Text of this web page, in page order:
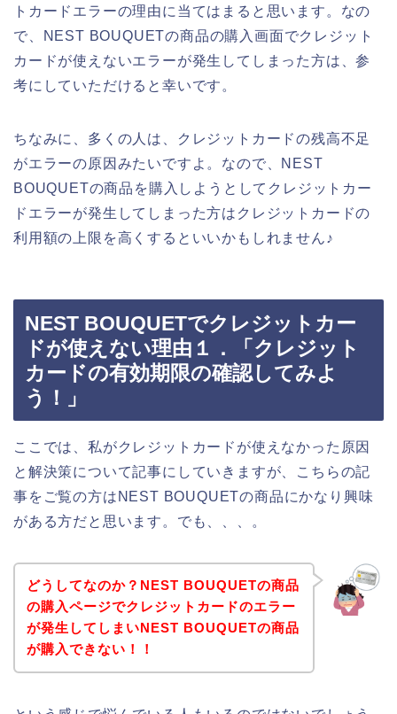
トカードエラーの理由に当てはまると思います。なの
で、NEST BOUQUETの商品の購入画面でクレジット
カードが使えないエラーが発生してしまった方は、参
考にしていただけると幸いです。
ちなみに、多くの人は、クレジットカードの残高不足
がエラーの原因みたいですよ。なので、NEST
BOUQUETの商品を購入しようとしてクレジットカー
ドエラーが発生してしまった方はクレジットカードの
利用額の上限を高くするといいかもしれません♪
NEST BOUQUETでクレジットカー
ドが使えない理由１．「クレジット
カードの有効期限の確認してみよ
う！」
ここでは、私がクレジットカードが使えなかった原因
と解決策について記事にしていきますが、こちらの記
事をご覧の方はNEST BOUQUETの商品にかなり興味
がある方だと思います。でも、、、。
どうしてなのか？NEST BOUQUETの商品
の購入ページでクレジットカードのエラー
が発生してしまいNEST BOUQUETの商品
が購入できない！！